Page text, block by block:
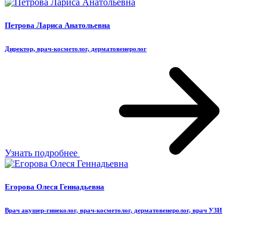
Петрова Лариса Анатольевна
Директор, врач-косметолог, дерматовенеролог
Узнать подробнее
Егорова Олеся Геннадьевна
Врач акушер-гинеколог, врач-косметолог, дерматовенеролог, врач УЗИ